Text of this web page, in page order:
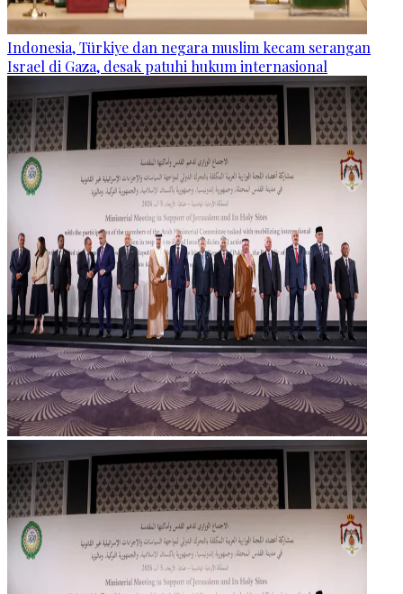
Indonesia, Türkiye dan negara muslim kecam serangan
Israel di Gaza, desak patuhi hukum internasional